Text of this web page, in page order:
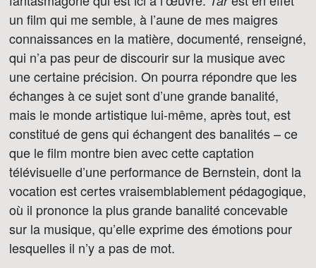
un film qui me semble, à l’aune de mes maigres
connaissances en la matière, documenté, renseigné,
qui n’a pas peur de discourir sur la musique avec
une certaine précision. On pourra répondre que les
échanges à ce sujet sont d’une grande banalité,
mais le monde artistique lui-même, après tout, est
constitué de gens qui échangent des banalités – ce
que le film montre bien avec cette captation
télévisuelle d’une performance de Bernstein, dont la
vocation est certes vraisemblablement pédagogique,
où il prononce la plus grande banalité concevable
sur la musique, qu’elle exprime des émotions pour
lesquelles il n’y a pas de mot.